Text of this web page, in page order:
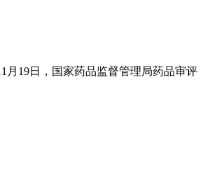
月19日，国家药品监督管理局药品审评